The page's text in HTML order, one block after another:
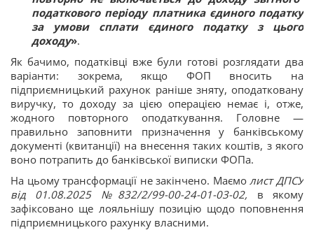
податкового періоду платника єдиного податку
за умови сплати єдиного податку з цього
доходу».
Як бачимо, податківці вже були готові розглядати два
варіанти: зокрема, якщо ФОП вносить на
підприємницький рахунок раніше зняту, оподатковану
виручку, то доходу за цією операцією немає і, отже,
жодного повторного оподаткування. Головне —
правильно заповнити призначення у банківському
документі (квитанції) на внесення таких коштів, з якого
воно потрапить до банківської виписки ФОПа.
На цьому трансформації не закінчено. Маємо лист ДПСУ
від 01.08.2025 №832/2/99-00-24-01-03-02, в якому
зафіксовано ще лояльнішу позицію щодо поповнення
підприємницького рахунку власними.